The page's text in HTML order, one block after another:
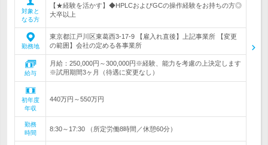
対象と
なる方
【★経験を活かす】◆HPLCおよびGCの操作経験をお持ちの方◎
大卒以上
勤務地
東京都江戸川区東葛西3-17-9 【雇入れ直後】上記事業所 【変更
の範囲】会社の定める各事業所
給与
月給：250,000円～300,000円※経験、能力を考慮の上決定します
※試用期間3ヶ月（待遇に変更なし）
初年度
年収
440万円～550万円
勤務
時間
8:30～17:30 （所定労働8時間／休憩60分）